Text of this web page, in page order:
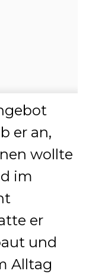
er an,
wollte
im
er
und
Alltag